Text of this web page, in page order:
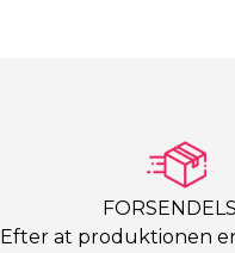
Efter at produktionen